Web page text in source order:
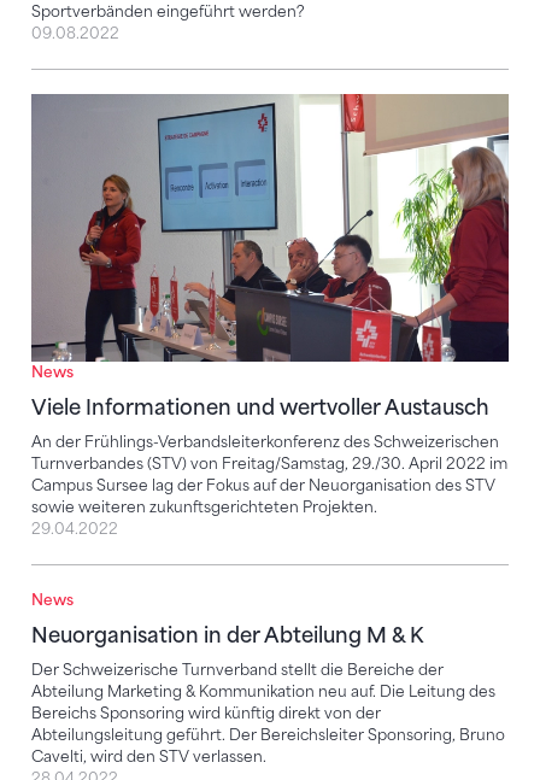
Sportverbänden eingeführt werden?
09.08.2022
News
Viele Informationen und wertvoller Austausch
An der Frühlings-Verbandsleiterkonferenz des Schweizerischen
Turnverbandes (STV) von Freitag/Samstag, 29./30. April 2022 im
Campus Sursee lag der Fokus auf der Neuorganisation des STV
sowie weiteren zukunftsgerichteten Projekten.
Viele Informationen und wertvoller Austausch
29.04.2022
News
Neuorganisation in der Abteilung M & K
Der Schweizerische Turnverband stellt die Bereiche der
Abteilung Marketing & Kommunikation neu auf. Die Leitung des
Bereichs Sponsoring wird künftig direkt von der
Abteilungsleitung geführt. Der Bereichsleiter Sponsoring, Bruno
Cavelti, wird den STV verlassen.
Neuorganisation in der Abteilung M & K